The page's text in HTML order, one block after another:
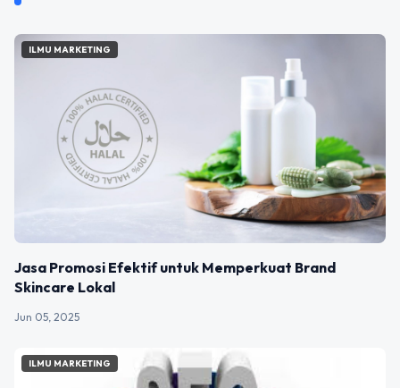
ILMU MARKETING
Jasa Promosi Efektif untuk Memperkuat Brand
Skincare Lokal
Jun 05, 2025
ILMU MARKETING